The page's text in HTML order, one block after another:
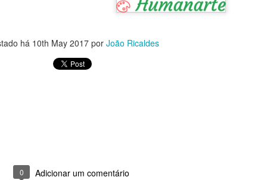
há 10th May 2017por João Ricaldes
0 Adicionar um comentário
História da Ética
tempos históricos.